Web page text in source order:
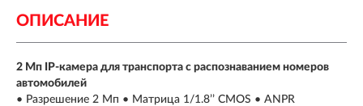
ОПИСАНИЕ
2 Мп IP-камера для транспорта с распознаванием номеров
автомобилей
• Разрешение 2 Мп • Матрица 1/1.8’’ CMOS • ANPR